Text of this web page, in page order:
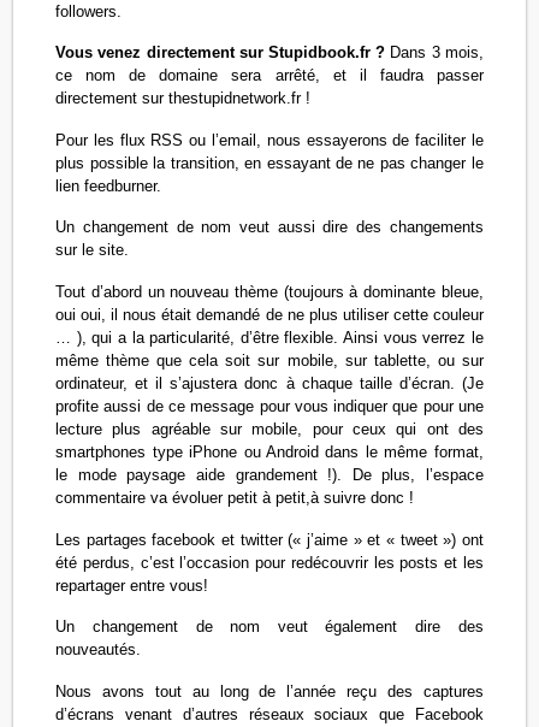
followers.
Vous venez directement sur Stupidbook.fr ? Dans 3 mois,
ce nom de domaine sera arrêté, et il faudra passer
directement sur thestupidnetwork.fr !
Pour les flux RSS ou l’email, nous essayerons de faciliter le
plus possible la transition, en essayant de ne pas changer le
lien feedburner.
Un changement de nom veut aussi dire des changements
sur le site.
Tout d’abord un nouveau thème (toujours à dominante bleue,
oui oui, il nous était demandé de ne plus utiliser cette couleur
… ), qui a la particularité, d’être flexible. Ainsi vous verrez le
même thème que cela soit sur mobile, sur tablette, ou sur
ordinateur, et il s’ajustera donc à chaque taille d’écran. (Je
profite aussi de ce message pour vous indiquer que pour une
lecture plus agréable sur mobile, pour ceux qui ont des
smartphones type iPhone ou Android dans le même format,
le mode paysage aide grandement !). De plus, l’espace
commentaire va évoluer petit à petit,à suivre donc !
Les partages facebook et twitter (« j’aime » et « tweet ») ont
été perdus, c’est l’occasion pour redécouvrir les posts et les
repartager entre vous!
Un changement de nom veut également dire des
nouveautés.
Nous avons tout au long de l’année reçu des captures
d’écrans venant d’autres réseaux sociaux que Facebook